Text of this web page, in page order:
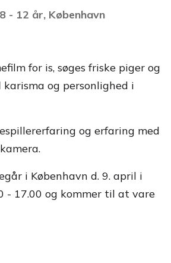
- 12 år, København
for is, søges friske piger og
og personlighed i
og erfaring med
i København d. 9. april i
- 17.00 og kommer til at vare